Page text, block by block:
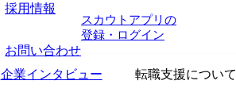
採用情報
お問い合わせ
スカウトアプリの
登録・ログイン
企業インタビュー 転職支援について